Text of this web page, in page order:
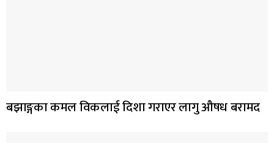
बझाङ्गका कमल विकलाई दिशा गराएर लागु औषध बरामद